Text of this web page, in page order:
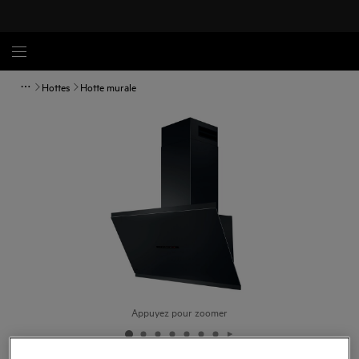
Hottes Hotte murale
Appuyez pour zoomer